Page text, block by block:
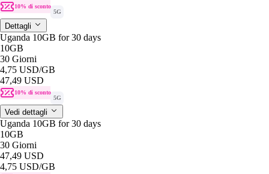
10% di sconto
5G
Dettagli
Uganda 10GB for 30 days
10GB
30 Giorni
4,75 USD/GB
47,49 USD
10% di sconto
5G
Vedi dettagli
Uganda 10GB for 30 days
10GB
30 Giorni
47,49 USD
4,75 USD/GB